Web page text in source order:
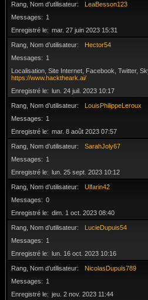
Rang, Nom d’utilisateur
LeaBesson123
Messages
1
Enregistré le
mar. 27 juin 2023 15:31
Rang, Nom d’utilisateur
Hector54
Messages
1
Localisation, Site Internet, Facebook, Twitter,
https://www.hacktheark.ai/
Enregistré le
lun. 24 juil. 2023 10:17
Rang, Nom d’utilisateur
LouisPhilippeLeroux
Messages
1
Enregistré le
mar. 8 août 2023 07:57
Rang, Nom d’utilisateur
SarahJoly67
Messages
1
Enregistré le
lun. 25 sept. 2023 10:12
Rang, Nom d’utilisateur
Ulfarin42
Messages
0
Enregistré le
dim. 1 oct. 2023 08:40
Rang, Nom d’utilisateur
LucieDupuis54
Messages
1
Enregistré le
lun. 16 oct. 2023 10:16
Rang, Nom d’utilisateur
NicolasDupuis789
Messages
1
Enregistré le
jeu. 2 nov. 2023 11:44